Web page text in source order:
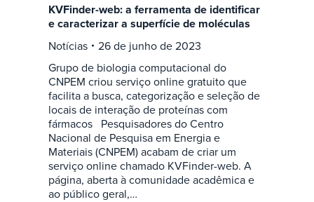
KVFinder-web: a ferramenta de identificar
e caracterizar a superfície de moléculas
Notícias
26 de junho de 2023
Grupo de biologia computacional do
CNPEM criou serviço online gratuito que
facilita a busca, categorização e seleção de
locais de interação de proteínas com
fármacos Pesquisadores do Centro
Nacional de Pesquisa em Energia e
Materiais (CNPEM) acabam de criar um
serviço online chamado KVFinder-web. A
página, aberta à comunidade acadêmica e
ao público geral,…